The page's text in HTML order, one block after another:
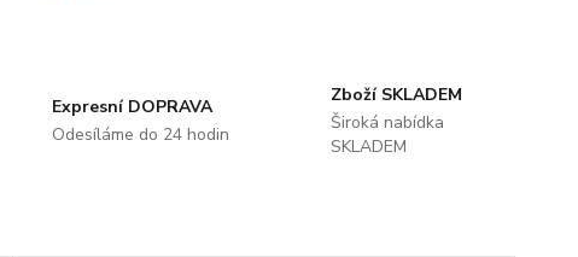
Expresní DOPRAVA
Odesíláme do 24 hodin
Zboží SKLADEM
Široká nabídka
SKLADEM